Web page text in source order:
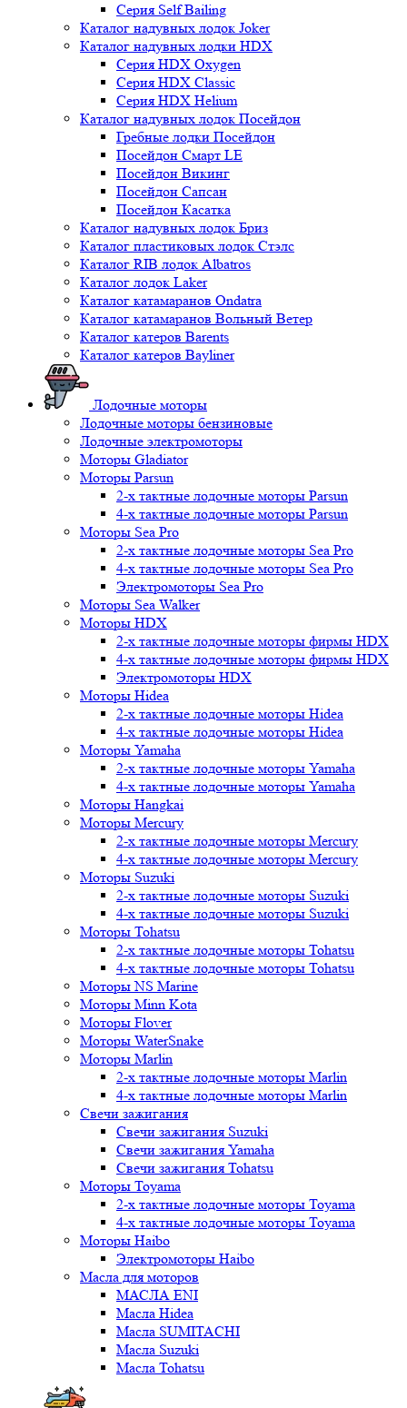
Серия Self Bailing
Каталог надувных лодок Joker
Каталог надувных лодки HDX
Серия HDX Oxygen
Серия HDX Classic
Серия HDX Helium
Каталог надувных лодок Посейдон
Гребные лодки Посейдон
Посейдон Смарт LE
Посейдон Викинг
Посейдон Сапсан
Посейдон Касатка
Каталог надувных лодок Бриз
Каталог пластиковых лодок Стэлс
Каталог RIB лодок Albatros
Каталог лодок Laker
Каталог катамаранов Ondatra
Каталог катамаранов Вольный Ветер
Каталог катеров Barents
Каталог катеров Bayliner
Лодочные моторы
Лодочные моторы бензиновые
Лодочные электромоторы
Моторы Gladiator
Моторы Parsun
2-х тактные лодочные моторы Parsun
4-х тактные лодочные моторы Parsun
Моторы Sea Pro
2-х тактные лодочные моторы Sea Pro
4-х тактные лодочные моторы Sea Pro
Электромоторы Sea Pro
Моторы Sea Walker
Моторы HDX
2-х тактные лодочные моторы фирмы HDX
4-х тактные лодочные моторы фирмы HDX
Электромоторы HDX
Моторы Hidea
2-х тактные лодочные моторы Hidea
4-х тактные лодочные моторы Hidea
Моторы Yamaha
2-х тактные лодочные моторы Yamaha
4-х тактные лодочные моторы Yamaha
Моторы Hangkai
Моторы Mercury
2-х тактные лодочные моторы Mercury
4-х тактные лодочные моторы Mercury
Моторы Suzuki
2-х тактные лодочные моторы Suzuki
4-х тактные лодочные моторы Suzuki
Моторы Tohatsu
2-х тактные лодочные моторы Tohatsu
4-х тактные лодочные моторы Tohatsu
Моторы NS Marine
Моторы Minn Kota
Моторы Flover
Моторы WaterSnake
Моторы Marlin
2-х тактные лодочные моторы Marlin
4-х тактные лодочные моторы Marlin
Свечи зажигания
Свечи зажигания Suzuki
Свечи зажигания Yamaha
Свечи зажигания Tohatsu
Моторы Toyama
2-х тактные лодочные моторы Toyama
4-х тактные лодочные моторы Toyama
Моторы Haibo
Электромоторы Haibo
Масла для моторов
МАСЛА ENI
Масла Hidea
Масла SUMITACHI
Масла Suzuki
Масла Tohatsu